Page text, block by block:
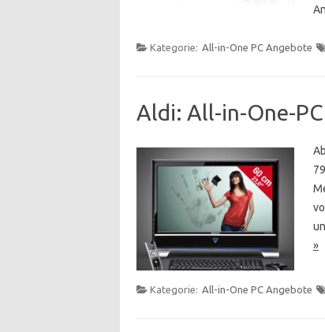
Kategorie: All-in-One PC Angebote
Aldi: All-in-One-
»
Kategorie: All-in-One PC Angebote